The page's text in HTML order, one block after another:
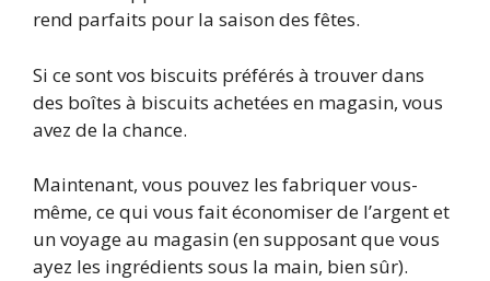
rend parfaits pour la saison des fêtes.
Si ce sont vos biscuits préférés à trouver dans
des boîtes à biscuits achetées en magasin, vous
avez de la chance.
Maintenant, vous pouvez les fabriquer vous-
même, ce qui vous fait économiser de l’argent et
un voyage au magasin (en supposant que vous
ayez les ingrédients sous la main, bien sûr).